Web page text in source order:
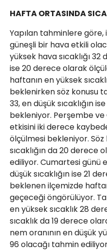
HAFTA ORTASINDA
Yapılan tahminlere göre,
güneşli bir hava etkili
yüksek hava sıcaklığı 32
ise 20 derece olarak
haftanın en yüksek
beklenirken söz konusu
33, en düşük sıcaklığın
bekleniyor. Perşembe ve
etkisini iki derece
ölçülmesi bekleniyor.
sıcaklığın da 20 derece
ediliyor. Cumartesi günü
düşük sıcaklığın ise 21
beklenen ilçemizde
geçeceği öngörülüyor.
en yüksek sıcaklık 28
sıcaklık da 19 derece
nem oranının en düşük
96 olacağı tahmin